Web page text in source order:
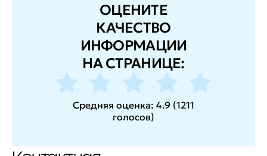
ОЦЕНИТЕ
КАЧЕСТВО
ИНФОРМАЦИИ
НА СТРАНИЦЕ:
Средняя оценка: 4.9 (1211
голосов)